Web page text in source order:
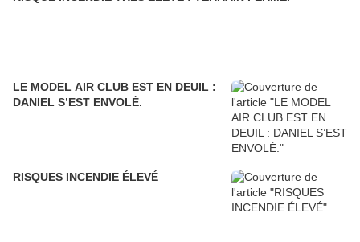
LE MODEL AIR CLUB EST EN DEUIL :
DANIEL S’EST ENVOLÉ.
RISQUES INCENDIE ÉLEVÉ